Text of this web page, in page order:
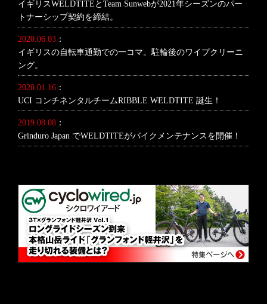
イギリスWELDTITEとTeam Sunwebが2021年シーズンのパー
トナーシップ契約を締結。
2020.06.03 ：
イギリスの自転車通勤での一コマ。駐輪後のワイプクリーニ
ング。
2020.01.16 ：
UCI コンチネンタルチームRIBBLE WELDTITE 誕生！
2019.08.08 ：
Grinduro Japan でWELDTITEがバイクメンテナンスを開催！